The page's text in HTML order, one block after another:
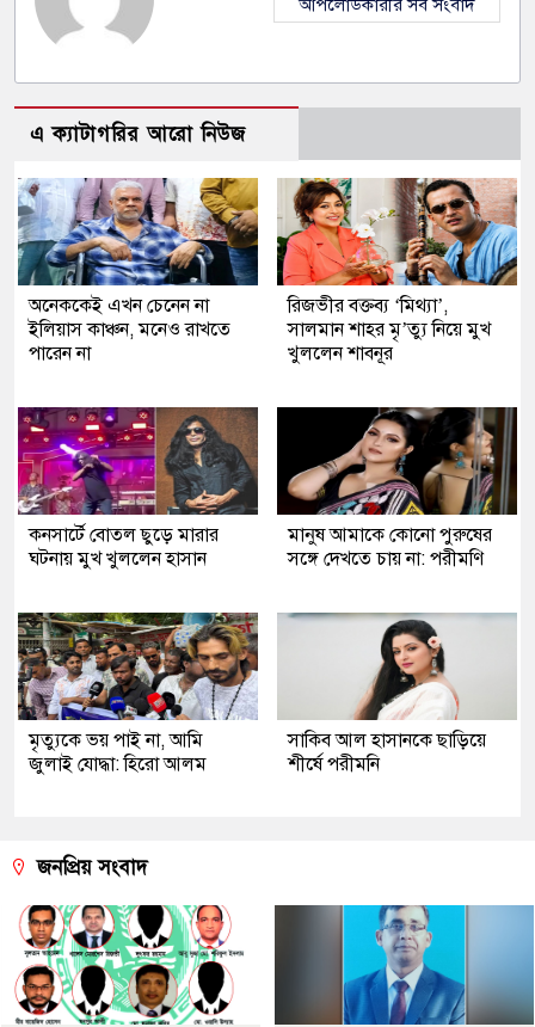
এ ক্যাটাগরির আরো নিউজ
অনেককেই এখন চেনেন না
ইলিয়াস কাঞ্চন, মনেও রাখতে
পারেন না
রিজভীর বক্তব্য ‘মিথ্যা’,
সালমান শাহর মৃ’ত্যু নিয়ে মুখ
খুললেন শাবনূর
কনসার্টে বোতল ছুড়ে মারার
ঘটনায় মুখ খুললেন হাসান
মানুষ আমাকে কোনো পুরুষের
সঙ্গে দেখতে চায় না: পরীমণি
মৃত্যুকে ভয় পাই না, আমি
জুলাই যোদ্ধা: হিরো আলম
সাকিব আল হাসানকে ছাড়িয়ে
শীর্ষে পরীমনি
জনপ্রিয় সংবাদ